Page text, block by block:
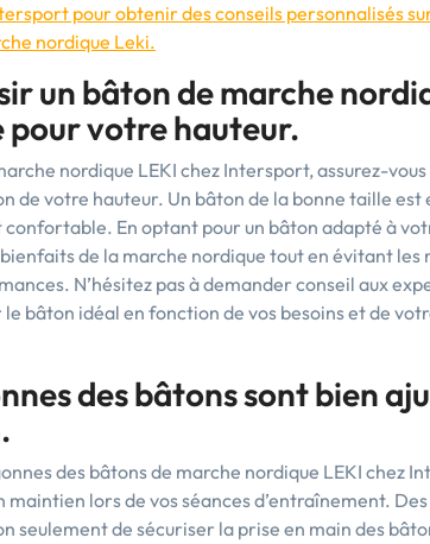
pour obtenir des conseils personnalisés
nordique Leki.
un bâton de marche
pour votre hauteur.
nordique LEKI chez Intersport, assurez-vous
de votre hauteur. Un bâton de la bonne taille est
En optant pour un bâton adapté à
de la marche nordique tout en évitant les
N’hésitez pas à demander conseil aux
bâton idéal en fonction de vos besoins et de
des bâtons sont bien
des bâtons de marche nordique LEKI chez
maintien lors de vos séances d’entraînement.
de sécuriser la prise en main des